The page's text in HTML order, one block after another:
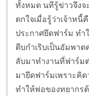
ทั้งหมด นทีรู้ข่าวจึง
ตกใจเมื่อรู้ว่าเจ้าหนี้
ประกาศยึดฟาร์ม ทำ
ตีบกำเริบเป็นอัมพา
ลับมาทำงานที่ฟาร์ม
มายึดฟาร์มเพราะคิ
ทำให้พ่อของทยากร